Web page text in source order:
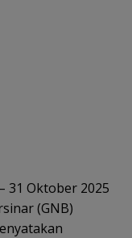
31 Oktober 2025
(GNB)